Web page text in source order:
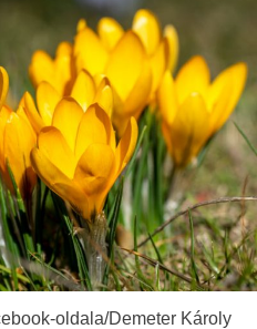
oldala/Demeter Károly